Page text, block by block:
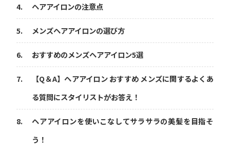
ヘアアイロンの注意点
メンズヘアアイロンの選び方
おすすめのメンズヘアアイロン5選
【Q＆A】ヘアアイロン おすすめ メンズに関するよくあ
る質問にスタイリストがお答え！
ヘアアイロンを使いこなしてサラサラの美髪を目指そ
う！